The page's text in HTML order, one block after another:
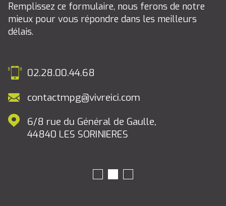
Remplissez ce formulaire, nous ferons de notre
mieux pour vous répondre dans les meilleurs
délais.
02.28.00.44.68
contactmpg@vivreici.com
6/8 rue du Général de Gaulle,
44840
LES SORINIERES